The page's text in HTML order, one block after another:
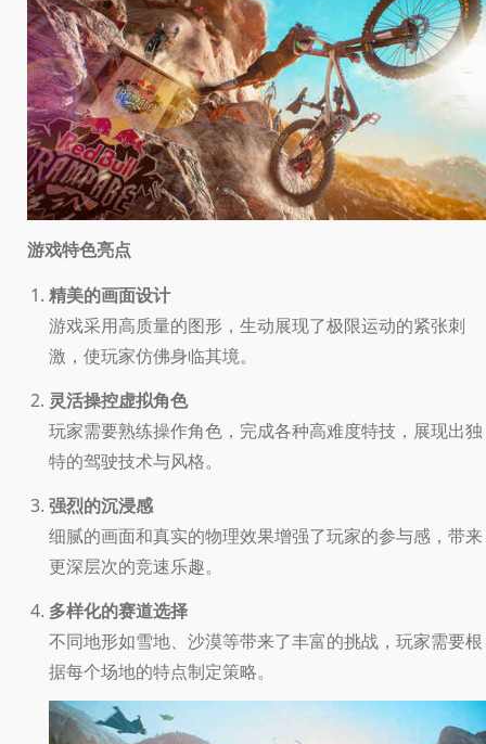
游戏特色亮点
精美的画面设计
游戏采用高质量的图形，生动展现了极限运动的紧张刺
激，使玩家仿佛身临其境。
灵活操控虚拟角色
玩家需要熟练操作角色，完成各种高难度特技，展现出独
特的驾驶技术与风格。
强烈的沉浸感
细腻的画面和真实的物理效果增强了玩家的参与感，带来
更深层次的竞速乐趣。
多样化的赛道选择
不同地形如雪地、沙漠等带来了丰富的挑战，玩家需要根
据每个场地的特点制定策略。